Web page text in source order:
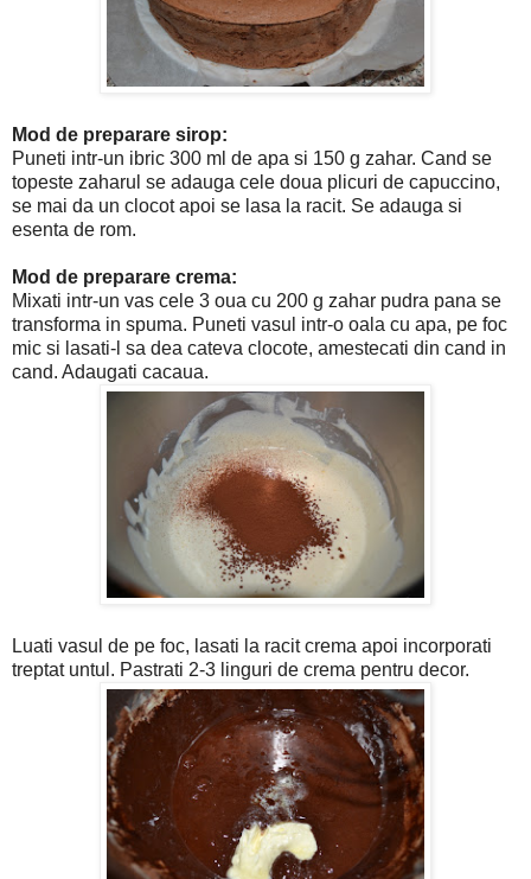
Mod de preparare sirop:
Puneti intr-un ibric 300 ml de apa si 150 g zahar. Cand se
topeste zaharul se adauga cele doua plicuri de capuccino,
se mai da un clocot apoi se lasa la racit. Se adauga si
esenta de rom.
Mod de preparare crema:
Mixati intr-un vas cele 3 oua cu 200 g zahar pudra pana se
transforma in spuma. Puneti vasul intr-o oala cu apa, pe foc
mic si lasati-l sa dea cateva clocote, amestecati din cand in
cand. Adaugati cacaua.
Luati vasul de pe foc, lasati la racit crema apoi incorporati
treptat untul. Pastrati 2-3 linguri de crema pentru decor.